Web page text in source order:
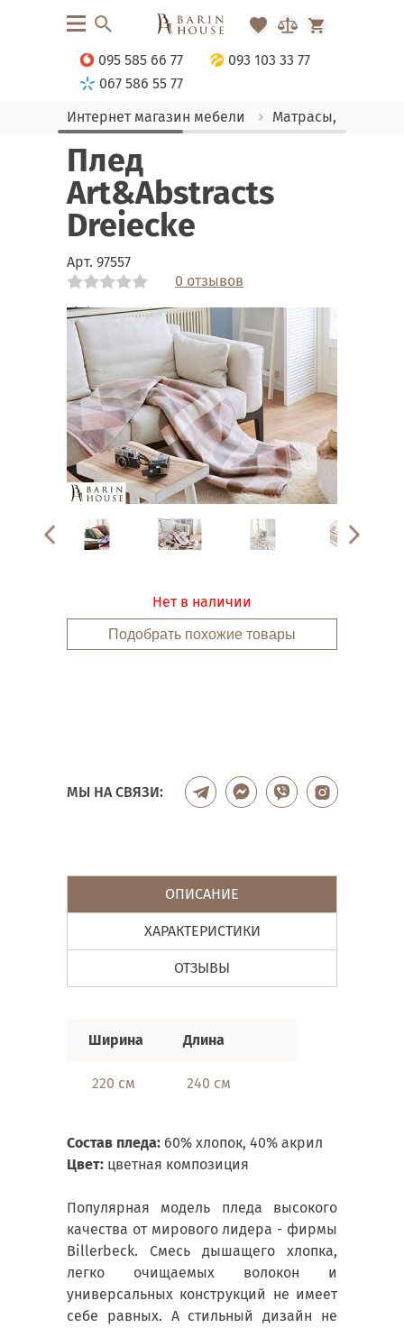
095 585 66 77
093 103 33 77
067 586 55 77
Интернет магазин мебели
Матрасы, текстиль
Плед
Art&Abstracts
Dreiecke
Арт. 97557
0 отзывов
Link
Link
Link
Link
Нет в наличии
Подобрать похожие товары
МЫ НА СВЯЗИ:
ОПИСАНИЕ
ХАРАКТЕРИСТИКИ
ОТЗЫВЫ
Ширина Длина
220 см 240 см
Состав пледа: 60% хлопок, 40% акрил
Цвет: цветная композиция
Популярная модель пледа высокого
качества от мирового лидера - фирмы
Billerbeck. Смесь дышащего хлопка,
легко очищаемых волокон и
универсальных конструкций не имеет
себе равных. А стильный дизайн не